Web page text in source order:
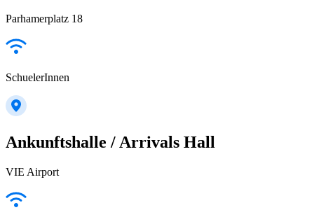
Parhamerplatz 18
SchuelerInnen
Ankunftshalle / Arrivals Hall
VIE Airport